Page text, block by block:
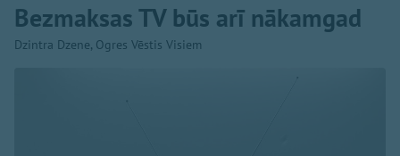
Bezmaksas TV būs arī nākamgad
Dzintra Dzene, Ogres Vēstis Visiem